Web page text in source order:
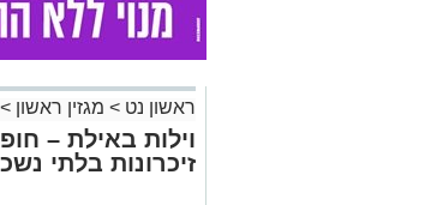
ראשון נט > מגזין ראשון >
וילות באילת –
זיכרונות בלתי